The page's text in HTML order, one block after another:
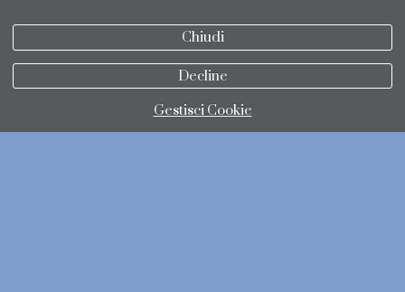
Chiudi
Decline
Gestisci Cookie